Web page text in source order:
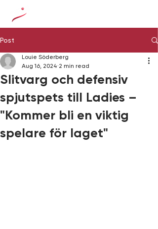
Post
Slitvarg och defensiv
spjutspets till Ladies –
"Kommer bli en viktig
spelare för laget"
Louie Söderberg
Aug 16, 2024 2 min read